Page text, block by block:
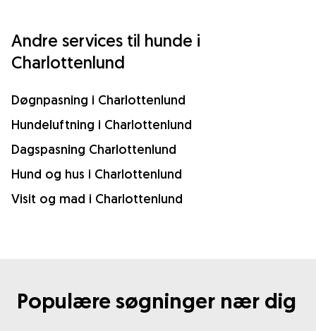
Andre services til hunde i
Charlottenlund
Døgnpasning i Charlottenlund
Hundeluftning i Charlottenlund
Dagspasning Charlottenlund
Hund og hus i Charlottenlund
Visit og mad i Charlottenlund
Populære søgninger nær dig